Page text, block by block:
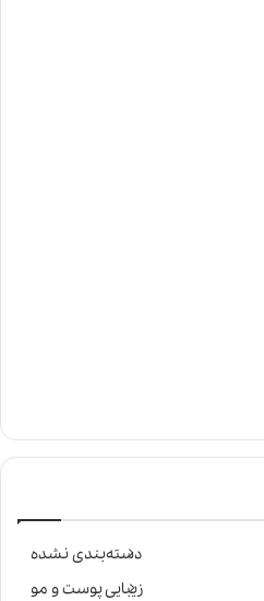
دسته‌بندی نشده
زیبایی پوست و مو